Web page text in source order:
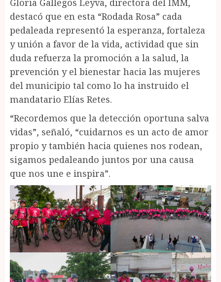
Gloria Gallegos Leyva, directora del IMM,
destacó que en esta “Rodada Rosa” cada
pedaleada representó la esperanza, fortaleza
y unión a favor de la vida, actividad que sin
duda refuerza la promoción a la salud, la
prevención y el bienestar hacia las mujeres
del municipio tal como lo ha instruido el
mandatario Elías Retes.
“Recordemos que la detección oportuna salva
vidas”, señaló, “cuidarnos es un acto de amor
propio y también hacia quienes nos rodean,
sigamos pedaleando juntos por una causa
que nos une e inspira”.